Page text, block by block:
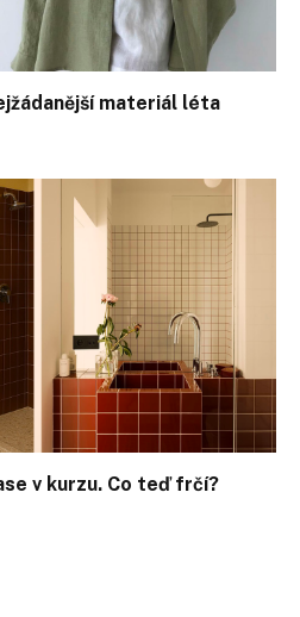
materiál léta
v kurzu. Co teď frčí?